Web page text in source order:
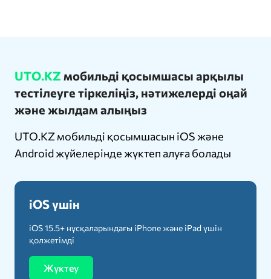
UTO.KZ мобильді қосымшасы арқылы
тестілеуге тіркеліңіз, нәтижелерді оңай
және жылдам алыңыз
UTO.KZ мобильді қосымшасын iOS және
Android жүйелерінде жүктеп алуға болады
iOS үшін
iOS 15.5+ нұсқаларындағы iPhone және iPad үшін
қолжетімді
Жүктеу